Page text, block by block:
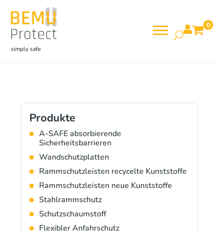
simply safe
 0
Produkte
A-SAFE absorbierende
Sicherheitsbarrieren
Wandschutzplatten
Rammschutzleisten recycelte Kunststoffe
Rammschutzleisten neue Kunststoffe
Stahlrammschutz
Schutzschaumstoff
Flexibler Anfahrschutz